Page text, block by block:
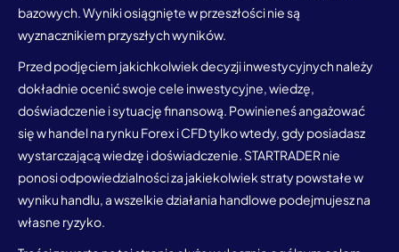
bazowych. Wyniki osiągnięte w przeszłości nie są
wyznacznikiem przyszłych wyników.
Przed podjęciem jakichkolwiek decyzji inwestycyjnych należy
dokładnie ocenić swoje cele inwestycyjne, wiedzę,
doświadczenie i sytuację finansową. Powinieneś angażować
się w handel na rynku Forex i CFD tylko wtedy, gdy posiadasz
wystarczającą wiedzę i doświadczenie. STARTRADER nie
ponosi odpowiedzialności za jakiekolwiek straty powstałe w
wyniku handlu, a wszelkie działania handlowe podejmujesz na
własne ryzyko.